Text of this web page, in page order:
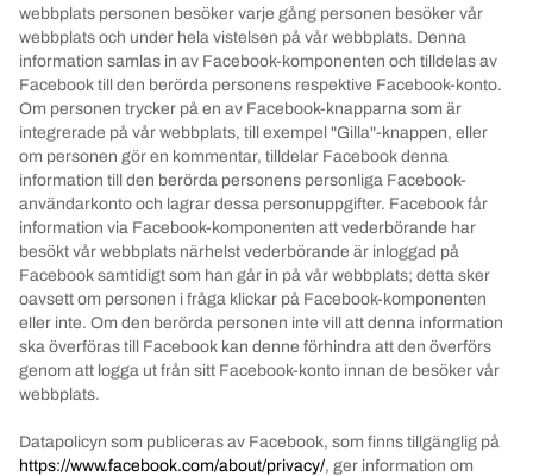
webbplats personen besöker varje gång personen besöker vår
webbplats och under hela vistelsen på vår webbplats. Denna
information samlas in av Facebook-komponenten och tilldelas av
Facebook till den berörda personens respektive Facebook-konto.
Om personen trycker på en av Facebook-knapparna som är
integrerade på vår webbplats, till exempel "Gilla"-knappen, eller
om personen gör en kommentar, tilldelar Facebook denna
information till den berörda personens personliga Facebook-
användarkonto och lagrar dessa personuppgifter. Facebook får
information via Facebook-komponenten att vederbörande har
besökt vår webbplats närhelst vederbörande är inloggad på
Facebook samtidigt som han går in på vår webbplats; detta sker
oavsett om personen i fråga klickar på Facebook-komponenten
eller inte. Om den berörda personen inte vill att denna information
ska överföras till Facebook kan denne förhindra att den överförs
genom att logga ut från sitt Facebook-konto innan de besöker vår
webbplats.
Datapolicyn som publiceras av Facebook, som finns tillgänglig på
https://www.facebook.com/about/privacy/, ger information om